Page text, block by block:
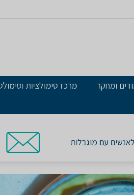
ומחקר מרכז סימולציות
עם מוגבלות